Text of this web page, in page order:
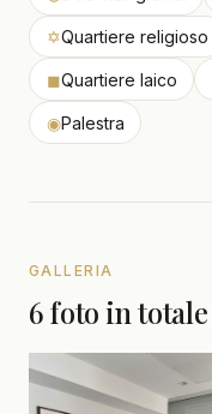
✡Quartiere religioso
◼Quartiere laico
◉Palestra
GALLERIA
6 foto in totale